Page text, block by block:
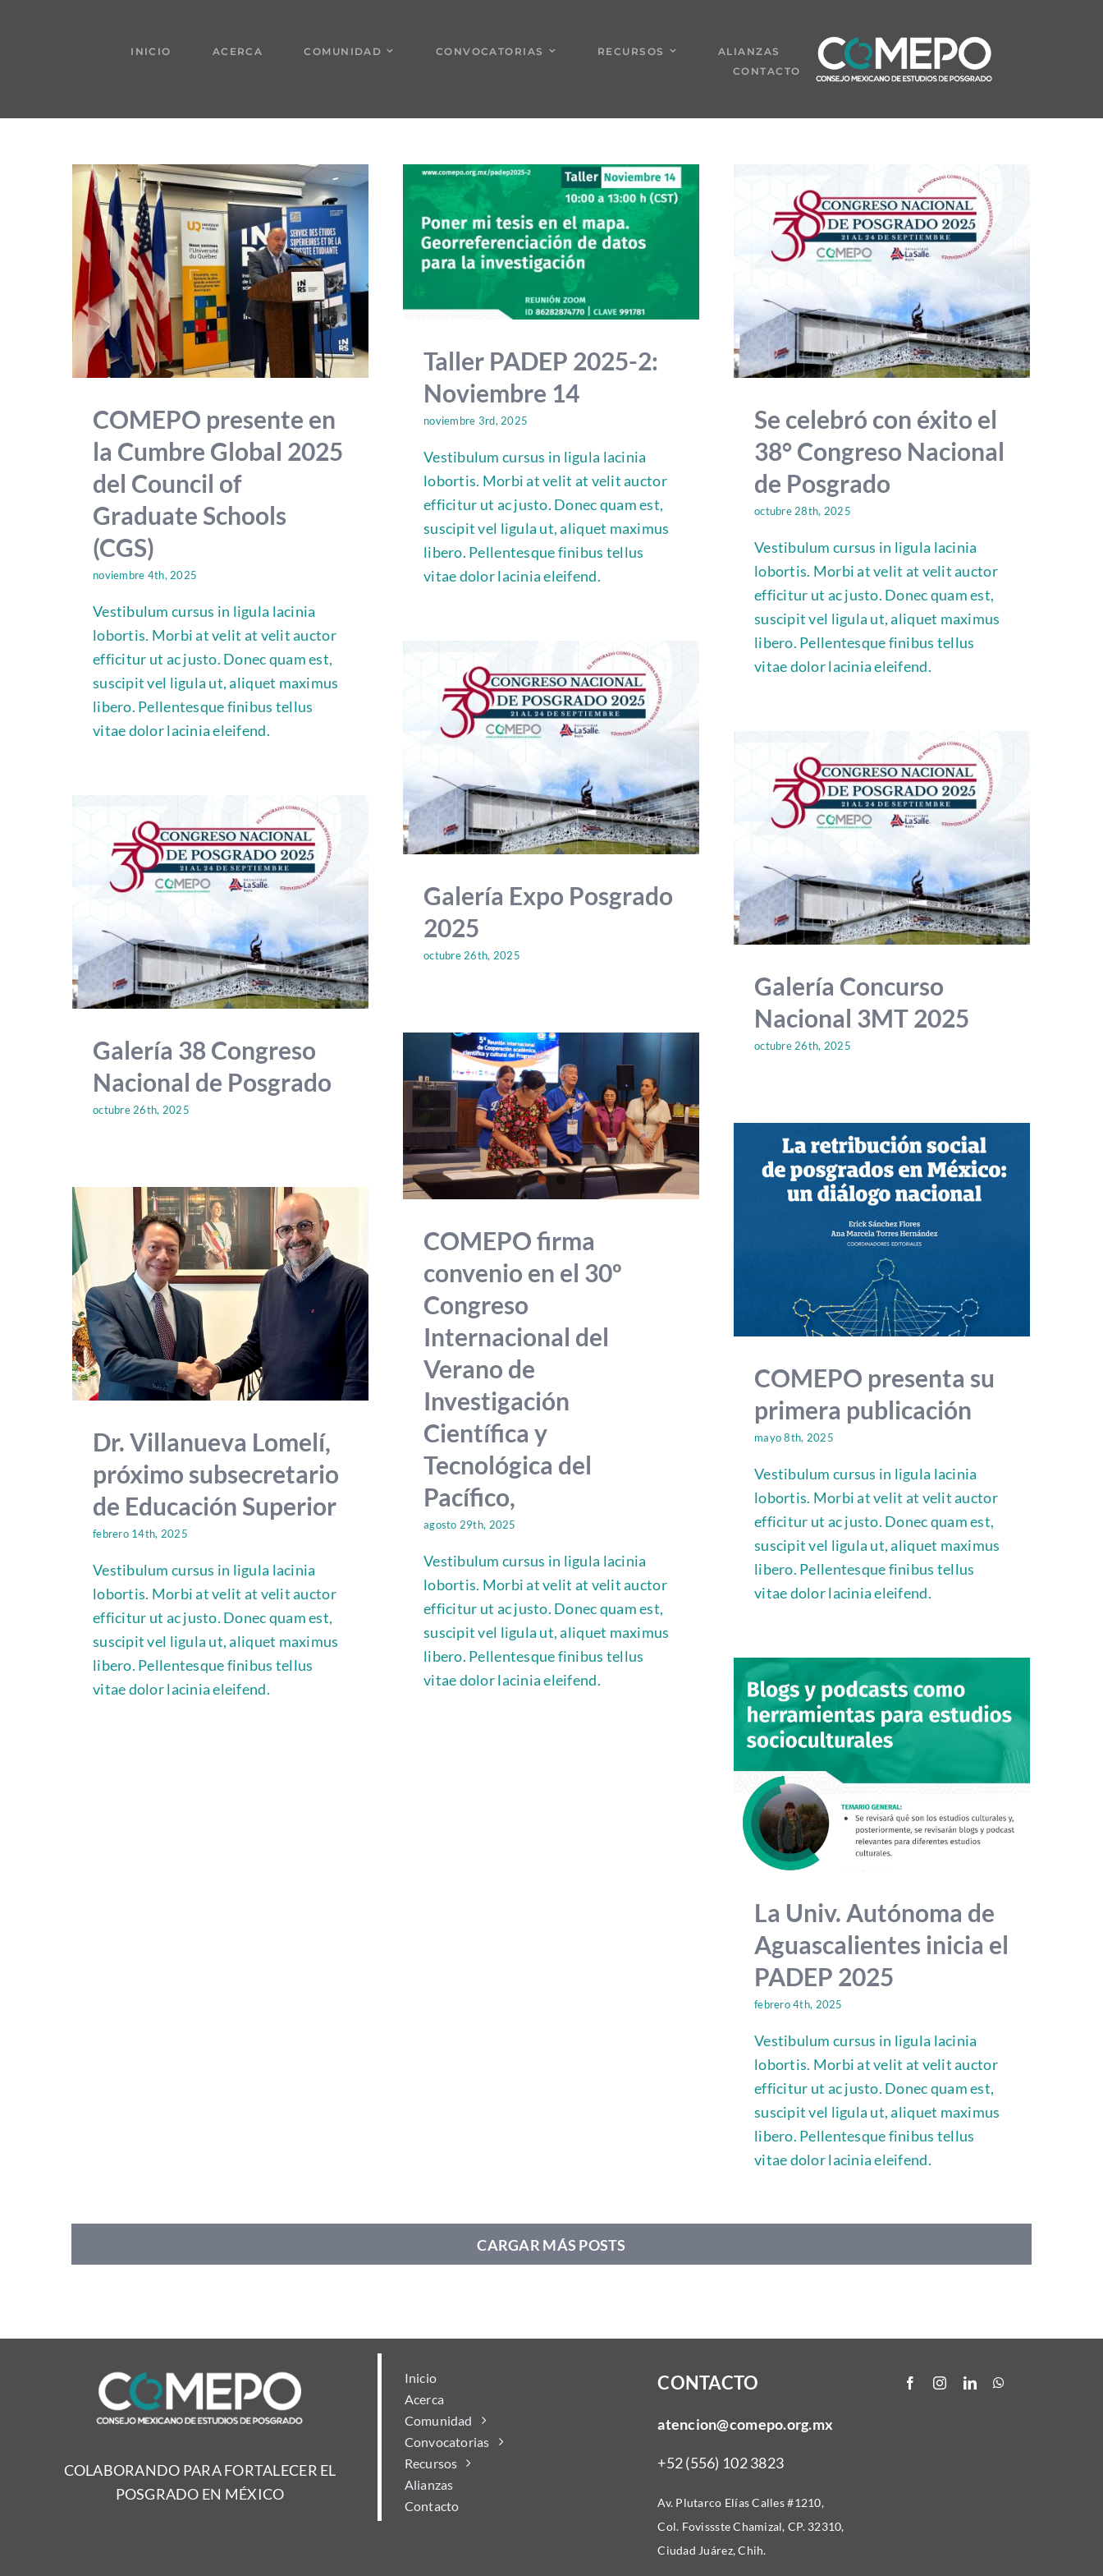
INICIO ACERCA COMUNIDAD CONVOCATORIAS RECURSOS
ALIANZAS
CONTACTO
COMEPO presente en
la Cumbre Global 2025
del Council of
Graduate Schools
(CGS)
noviembre 4th, 2025
Vestibulum cursus in ligula lacinia
lobortis. Morbi at velit at velit auctor
efficitur ut ac justo. Donec quam est,
suscipit vel ligula ut, aliquet maximus
libero. Pellentesque finibus tellus
vitae dolor lacinia eleifend.
Taller PADEP 2025-2:
Noviembre 14
noviembre 3rd, 2025
Vestibulum cursus in ligula lacinia
lobortis. Morbi at velit at velit auctor
efficitur ut ac justo. Donec quam est,
suscipit vel ligula ut, aliquet maximus
libero. Pellentesque finibus tellus
vitae dolor lacinia eleifend.
Se celebró con éxito el
38° Congreso Nacional
de Posgrado
octubre 28th, 2025
Vestibulum cursus in ligula lacinia
lobortis. Morbi at velit at velit auctor
efficitur ut ac justo. Donec quam est,
suscipit vel ligula ut, aliquet maximus
libero. Pellentesque finibus tellus
vitae dolor lacinia eleifend.
Galería Expo Posgrado
2025
octubre 26th, 2025
Galería Concurso
Nacional 3MT 2025
octubre 26th, 2025
Galería 38 Congreso
Nacional de Posgrado
octubre 26th, 2025
COMEPO firma
convenio en el 30º
Congreso
Internacional del
Verano de
Investigación
Científica y
Tecnológica del
Pacífico,
agosto 29th, 2025
Vestibulum cursus in ligula lacinia
lobortis. Morbi at velit at velit auctor
efficitur ut ac justo. Donec quam est,
suscipit vel ligula ut, aliquet maximus
libero. Pellentesque finibus tellus
vitae dolor lacinia eleifend.
COMEPO presenta su
primera publicación
mayo 8th, 2025
Vestibulum cursus in ligula lacinia
lobortis. Morbi at velit at velit auctor
efficitur ut ac justo. Donec quam est,
suscipit vel ligula ut, aliquet maximus
libero. Pellentesque finibus tellus
vitae dolor lacinia eleifend.
Dr. Villanueva Lomelí,
próximo subsecretario
de Educación Superior
febrero 14th, 2025
Vestibulum cursus in ligula lacinia
lobortis. Morbi at velit at velit auctor
efficitur ut ac justo. Donec quam est,
suscipit vel ligula ut, aliquet maximus
libero. Pellentesque finibus tellus
vitae dolor lacinia eleifend.
La Univ. Autónoma de
Aguascalientes inicia el
PADEP 2025
febrero 4th, 2025
Vestibulum cursus in ligula lacinia
lobortis. Morbi at velit at velit auctor
efficitur ut ac justo. Donec quam est,
suscipit vel ligula ut, aliquet maximus
libero. Pellentesque finibus tellus
vitae dolor lacinia eleifend.
CARGAR MÁS POSTS
COLABORANDO PARA FORTALECER EL
POSGRADO EN MÉXICO
Inicio
Acerca
Comunidad
Convocatorias
Recursos
Alianzas
Contacto
CONTACTO
atencion@comepo.org.mx
+52 (556) 102 3823
Av. Plutarco Elías Calles #1210,
Col. Fovissste Chamizal, CP. 32310,
Ciudad Juárez, Chih.